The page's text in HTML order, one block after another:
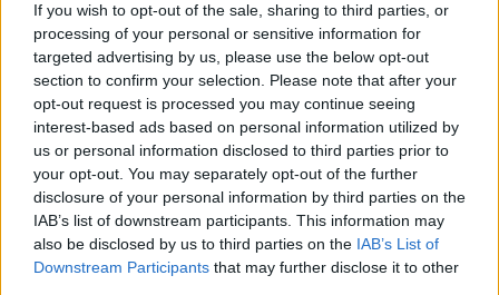
If you wish to opt-out of the sale, sharing to third parties, or
processing of your personal or sensitive information for
targeted advertising by us, please use the below opt-out
section to confirm your selection. Please note that after your
opt-out request is processed you may continue seeing
interest-based ads based on personal information utilized by
us or personal information disclosed to third parties prior to
your opt-out. You may separately opt-out of the further
disclosure of your personal information by third parties on the
IAB’s list of downstream participants. This information may
also be disclosed by us to third parties on the IAB’s List of
Downstream Participants that may further disclose it to other